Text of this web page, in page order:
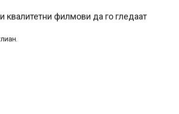
квалитетни филмови да го гледаат